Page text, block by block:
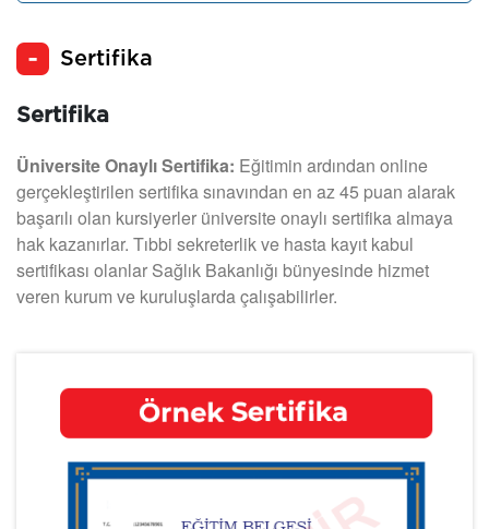
Sertifika
Sertifika
Üniversite Onaylı Sertifika: Eğitimin ardından online
gerçekleştirilen sertifika sınavından en az 45 puan alarak
başarılı olan kursiyerler üniversite onaylı sertifika almaya
hak kazanırlar. Tıbbi sekreterlik ve hasta kayıt kabul
sertifikası olanlar Sağlık Bakanlığı bünyesinde hizmet
veren kurum ve kuruluşlarda çalışabilirler.